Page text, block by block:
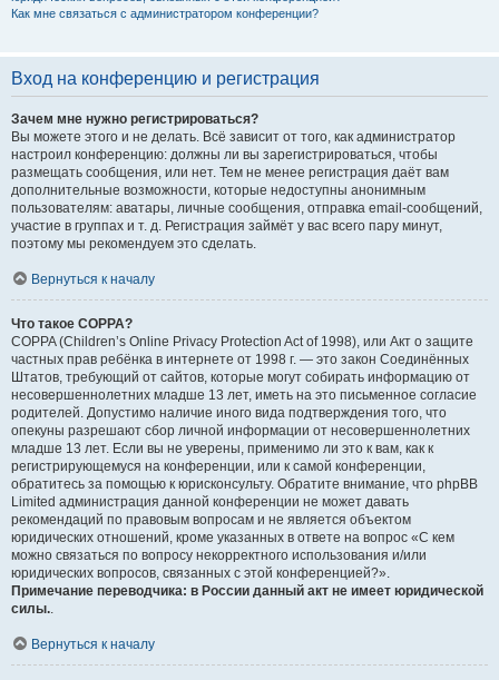
Как мне связаться с администратором конференции?
Вход на конференцию и регистрация
Зачем мне нужно регистрироваться?
Вы можете этого и не делать. Всё зависит от того, как администратор
настроил конференцию: должны ли вы зарегистрироваться, чтобы
размещать сообщения, или нет. Тем не менее регистрация даёт вам
дополнительные возможности, которые недоступны анонимным
пользователям: аватары, личные сообщения, отправка email-сообщений,
участие в группах и т. д. Регистрация займёт у вас всего пару минут,
поэтому мы рекомендуем это сделать.
Вернуться к началу
Что такое COPPA?
COPPA (Children’s Online Privacy Protection Act of 1998), или Акт о защите
частных прав ребёнка в интернете от 1998 г. — это закон Соединённых
Штатов, требующий от сайтов, которые могут собирать информацию от
несовершеннолетних младше 13 лет, иметь на это письменное согласие
родителей. Допустимо наличие иного вида подтверждения того, что
опекуны разрешают сбор личной информации от несовершеннолетних
младше 13 лет. Если вы не уверены, применимо ли это к вам, как к
регистрирующемуся на конференции, или к самой конференции,
обратитесь за помощью к юрисконсульту. Обратите внимание, что phpBB
Limited администрация данной конференции не может давать
рекомендаций по правовым вопросам и не является объектом
юридических отношений, кроме указанных в ответе на вопрос «С кем
можно связаться по вопросу некорректного использования и/или
юридических вопросов, связанных с этой конференцией?».
Примечание переводчика: в России данный акт не имеет юридической
силы..
Вернуться к началу